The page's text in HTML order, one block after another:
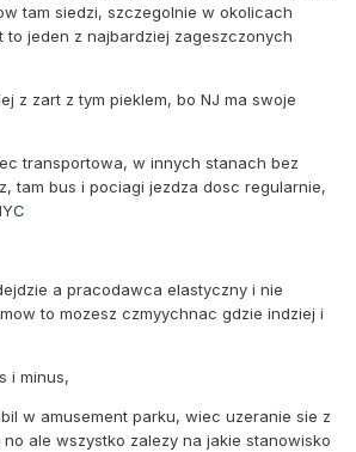
tam siedzi, szczegolnie w okolicach
to jeden z najbardziej zageszczonych
z zart z tym pieklem, bo NJ ma swoje
transportowa, w innych stanach bez
tam bus i pociagi jezdza dosc regularnie,
a pracodawca elastyczny i nie
to mozesz czmyychnac gdzie indziej i
i minus,
w amusement parku, wiec uzeranie sie z
ale wszystko zalezy na jakie stanowisko